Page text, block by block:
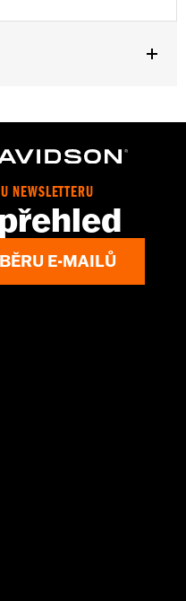
– Go towww.h-
NEWSLETTERU
E-MAILŮ